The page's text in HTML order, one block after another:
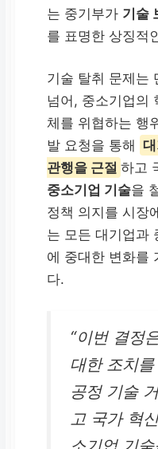
는 중기부가 기술
를 표명한 상징적
기술 탈취 문제는
넘어, 중소기업의
체를 위협하는 행
발 요청을 통해
관행을 근절 하고
중소기업 기술을
정책 의지를 시장
는 모든 대기업과
에 중대한 변화를
다.
“이번 결정
대한 조치
공정 기술
고 국가 혁
소기업 기